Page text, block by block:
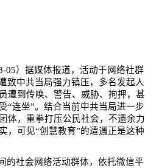
05）据媒体报道，活动于网络社群
致中共当局强力镇压，多名发起人
遭到传唤、警告、威胁、拘押，甚
“连坐”。结合当前中共当局进一步
体，重拳打压公民社会，不遗余力
，可见“创慧教育”的遭遇正是这种
的社会网络活动群体，依托微信平